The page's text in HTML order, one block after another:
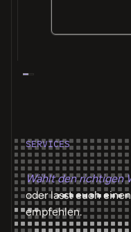
SERVICES
Wählt den richtigen
oder lasst euch einen
empfehlen.